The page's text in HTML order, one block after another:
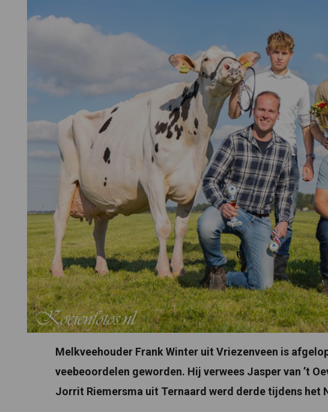
Melkveehouder Frank Winter uit Vriezenveen is
veebeoordelen geworden. Hij verwees Jasper van ’t
Jorrit Riemersma uit Ternaard werd derde tijdens het